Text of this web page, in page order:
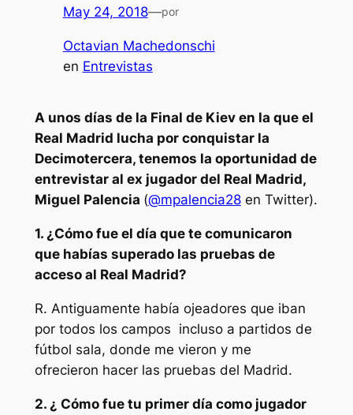
May 24, 2018—por
Octavian Machedonschi
en Entrevistas
A unos días de la Final de Kiev en la que el
Real Madrid lucha por conquistar la
Decimotercera, tenemos la oportunidad de
entrevistar al ex jugador del Real Madrid,
Miguel Palencia (@mpalencia28en Twitter).
1. ¿Cómo fue el día que te comunicaron
que habías superado las pruebas de
acceso al Real Madrid?
R. Antiguamente había ojeadores que iban
por todos los campos incluso a partidos de
fútbol sala, donde me vieron y me
ofrecieron hacer las pruebas del Madrid.
2. ¿ Cómo fue tu primer día como jugador